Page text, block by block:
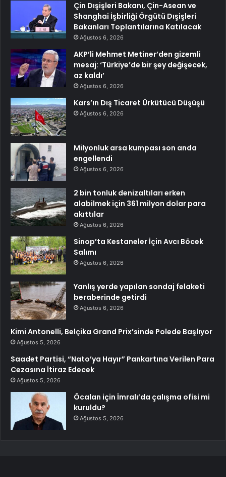
Çin Dışişleri Bakanı, Çin-Asean ve
Shanghai İşbirliği Örgütü Dışişleri
Bakanları Toplantılarına Katılacak
Ağustos 6, 2026
AKP’li Mehmet Metiner’den gizemli
mesaj: ‘Türkiye’de bir şey değişecek,
az kaldı’
Ağustos 6, 2026
Kars’ın Dış Ticaret Ürkütücü Düşüşü
Ağustos 6, 2026
Milyonluk arsa kumpası son anda
engellendi
Ağustos 6, 2026
2 bin tonluk denizaltıları erken
alabilmek için 361 milyon dolar para
akıttılar
Ağustos 6, 2026
Sinop’ta Kestaneler İçin Avcı Böcek
Salımı
Ağustos 6, 2026
Yanlış yerde yapılan sondaj felaketi
beraberinde getirdi
Ağustos 6, 2026
Kimi Antonelli, Belçika Grand Prix’sinde Polede Başlıyor
Ağustos 5, 2026
Saadet Partisi, “Nato’ya Hayır” Pankartına Verilen Para
Cezasına İtiraz Edecek
Ağustos 5, 2026
Öcalan için İmralı’da çalışma ofisi mi
kuruldu?
Ağustos 5, 2026